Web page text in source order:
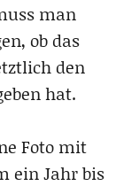
man
ob das
den
hat.
Foto mit
ein Jahr bis